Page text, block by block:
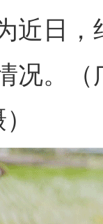
近日
况。